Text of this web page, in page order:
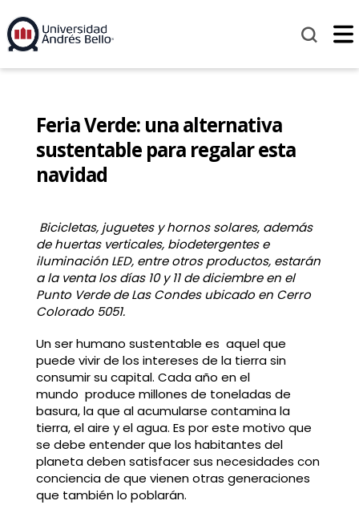
Feria Verde: una alternativa
sustentable para regalar esta
navidad
Bicicletas, juguetes y hornos solares, además
de huertas verticales, biodetergentes e
iluminación LED, entre otros productos, estarán
a la venta los días 10 y 11 de diciembre en el
Punto Verde de Las Condes ubicado en Cerro
Colorado 5051.
Un ser humano sustentable es aquel que
puede vivir de los intereses de la tierra sin
consumir su capital. Cada año en el
mundo produce millones de toneladas de
basura, la que al acumularse contamina la
tierra, el aire y el agua. Es por este motivo que
se debe entender que los habitantes del
planeta deben satisfacer sus necesidades con
conciencia de que vienen otras generaciones
que también lo poblarán.